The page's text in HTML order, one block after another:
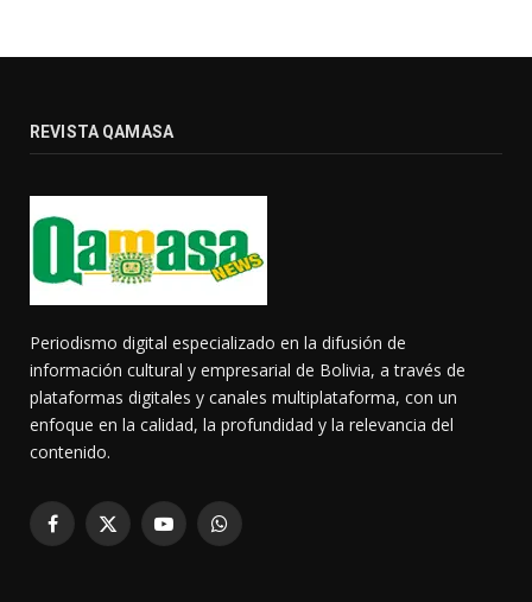
REVISTA QAMASA
Periodismo digital especializado en la difusión de
información cultural y empresarial de Bolivia, a través de
plataformas digitales y canales multiplataforma, con un
enfoque en la calidad, la profundidad y la relevancia del
contenido.
Facebook
X
YouTubeWhatsApp